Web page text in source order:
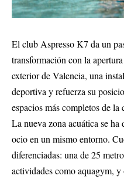
El club Aspresso K7 da un
transformación con la
exterior de Valencia, una
deportiva y refuerza su
espacios más completos de la
La nueva zona acuática se
ocio en un mismo entorno.
diferenciadas: una de 25
actividades como aquagym,